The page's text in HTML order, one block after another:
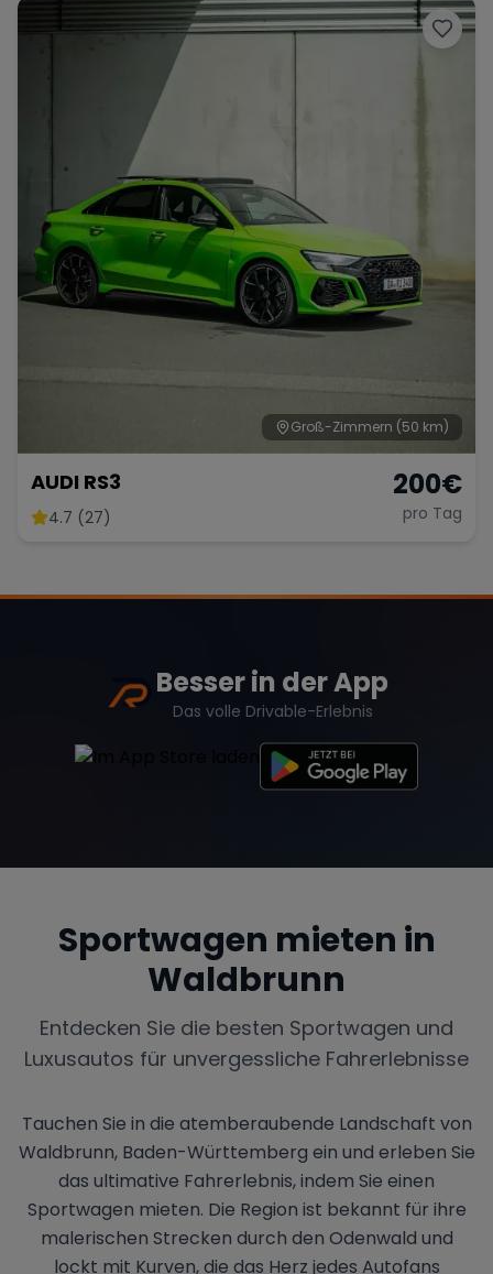
Groß-Zimmern (50 km)
AUDI RS3
4.7 (27)
200€
pro Tag
Besser in der App
Das volle Drivable-Erlebnis
Sportwagen mieten in
Waldbrunn
Entdecken Sie die besten Sportwagen und
Luxusautos für unvergessliche Fahrerlebnisse
Tauchen Sie in die atemberaubende Landschaft von
Waldbrunn, Baden-Württemberg ein und erleben Sie
das ultimative Fahrerlebnis, indem Sie einen
Sportwagen mieten. Die Region ist bekannt für ihre
malerischen Strecken durch den Odenwald und
lockt mit Kurven, die das Herz jedes Autofans